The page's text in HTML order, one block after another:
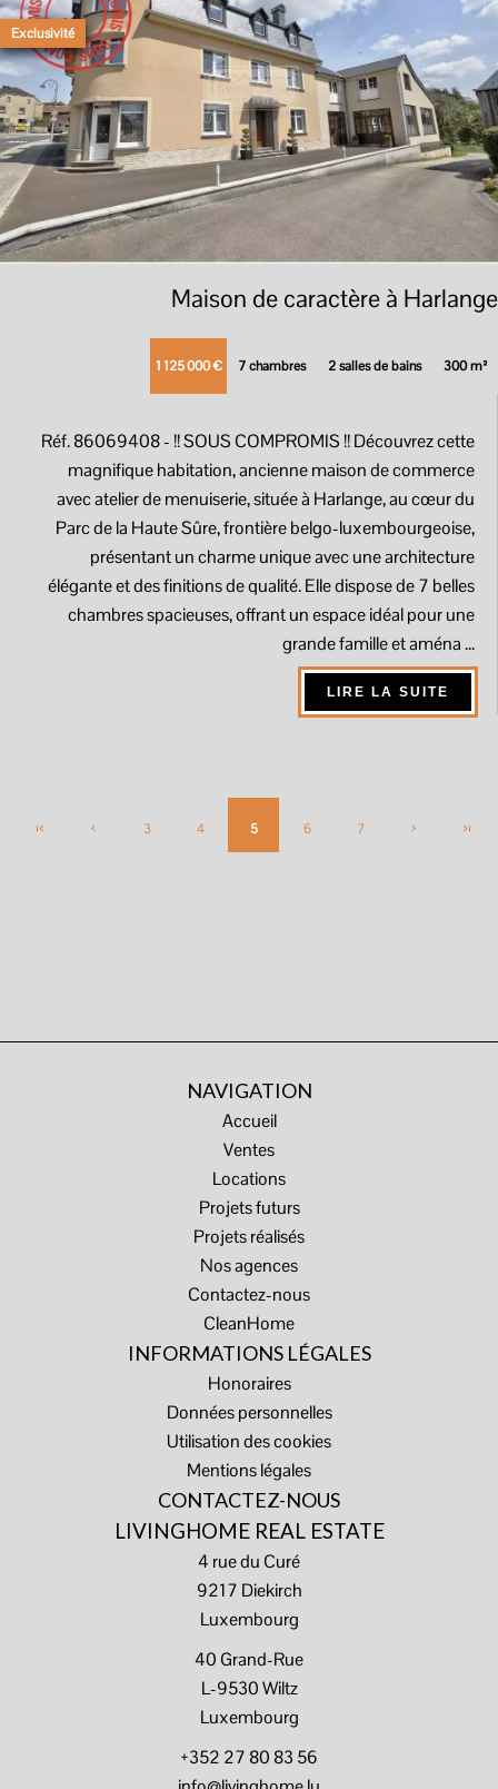
Maison de caractère à Harlange
1 125 000 € 7 chambres 2 salles de bains 300 m²
Réf. 86069408- !! SOUS COMPROMIS !! Découvrez cette
magnifique habitation, ancienne maison de commerce
avec atelier de menuiserie, située à Harlange, au cœur du
Parc de la Haute Sûre, frontière belgo-luxembourgeoise,
présentant un charme unique avec une architecture
élégante et des finitions de qualité. Elle dispose de 7 belles
chambres spacieuses, offrant un espace idéal pour une
grande famille et aména ...
LIRE LA SUITE
Exclusivité
3 4 5 6 7
NAVIGATION
Accueil
Ventes
Locations
Projets futurs
Projets réalisés
Nos agences
Contactez-nous
CleanHome
INFORMATIONS LÉGALES
Honoraires
Données personnelles
Utilisation des cookies
Mentions légales
CONTACTEZ-NOUS
LIVINGHOME REAL ESTATE
4 rue du Curé
9217 Diekirch
Luxembourg
40 Grand-Rue
L-9530 Wiltz
Luxembourg
+352 27 80 83 56